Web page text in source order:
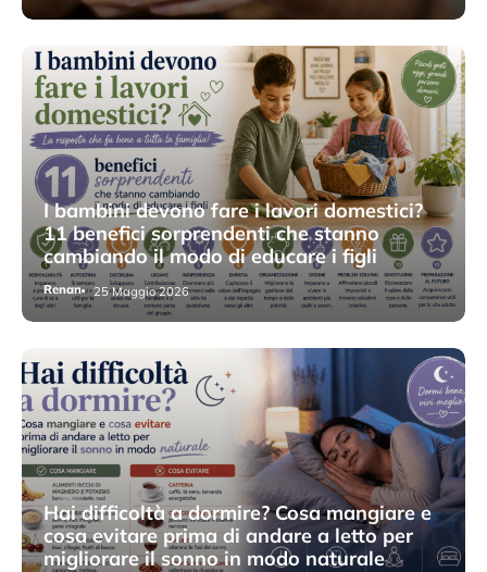
I bambini devono fare i lavori domestici?
11 benefici sorprendenti che stanno
cambiando il modo di educare i figli
Renan 25 Maggio 2026
Hai difficoltà a dormire? Cosa mangiare e
cosa evitare prima di andare a letto per
migliorare il sonno in modo naturale